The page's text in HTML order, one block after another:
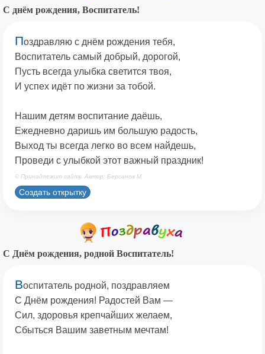
С днём рождения, Воспитатель!
Поздравляю с днём рождения тебя,
Воспитатель самый добрый, дорогой,
Пусть всегда улыбка светится твоя,
И успех идёт по жизни за тобой.
Нашим детям воспитание даёшь,
Ежедневно даришь им большую радость,
Выход ты всегда легко во всем найдешь,
Проведи с улыбкой этот важный праздник!
© Принадлежит сайту. Автор: Берсанов М.
Создать открытку
С Днём рождения, родной Воспитатель!
Воспитатель родной, поздравляем
С Днём рождения! Радостей Вам —
Сил, здоровья крепчайших желаем,
Сбыться Вашим заветным мечтам!